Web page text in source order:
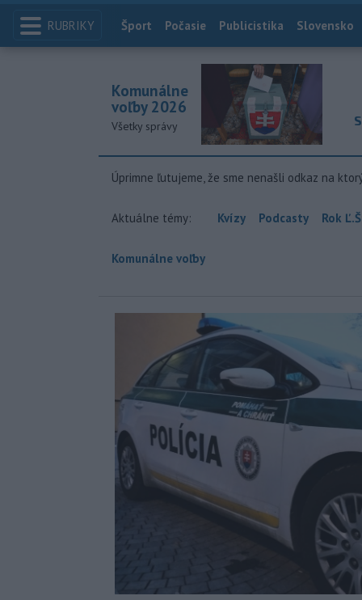
RUBRIKY Index
Šport Počasie Publicistika Slovensko
Komunálne
voľby 2026
Všetky správy
Úprimne ľutujeme, že sme nenašli odkaz na
Aktuálne témy: Kvízy Podcasty Rok
Komunálne voľby